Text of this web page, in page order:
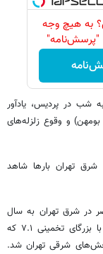
به هیچ وجه
"پرسش‌نامه"
بزرگای ۴.۶ در ساعت ۲۳:۴۶ سه‌شنبه شب در پردیس، یادآور
و وقوع زلزله‌های
شرق تهران بارها شاهد
در شرق تهران به سال
۱۸۳۰ میلادی (۱۲۰۹ شمسی) باز می‌گردد؛ زمین‌لرزه‌ای با بزرگای تخمینی ۷.۱ که
شرقی تهران شد.